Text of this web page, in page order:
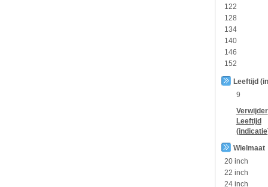
122
128
134
140
146
152
Leeftijd
9
Verwijder
Leeftijd
Wielmaat
20 inch
22 inch
24 inch